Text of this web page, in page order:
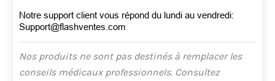
Notre support client vous répond du lundi au vendredi:
Support@flashventes.com
Nos produits ne sont pas destinés à remplacer les
conseils médicaux professionnels. Consultez